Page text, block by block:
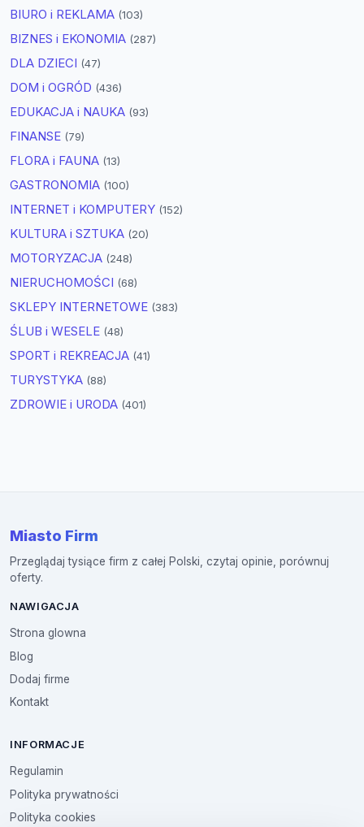
BIURO i REKLAMA (103)
BIZNES i EKONOMIA (287)
DLA DZIECI (47)
DOM i OGRÓD (436)
EDUKACJA i NAUKA (93)
FINANSE (79)
FLORA i FAUNA (13)
GASTRONOMIA (100)
INTERNET i KOMPUTERY (152)
KULTURA i SZTUKA (20)
MOTORYZACJA (248)
NIERUCHOMOŚCI (68)
SKLEPY INTERNETOWE (383)
ŚLUB i WESELE (48)
SPORT i REKREACJA (41)
TURYSTYKA (88)
ZDROWIE i URODA (401)
Miasto Firm
Przeglądaj tysiące firm z całej Polski, czytaj opinie, porównuj
oferty.
NAWIGACJA
Strona glowna
Blog
Dodaj firme
Kontakt
INFORMACJE
Regulamin
Polityka prywatności
Polityka cookies